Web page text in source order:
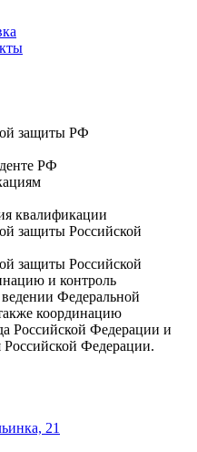
защиты РФ
РФ
квалификации
защиты Российской
защиты Российской
и контроль
ведении Федеральной
координацию
Российской Федерации и
Российской Федерации.
21